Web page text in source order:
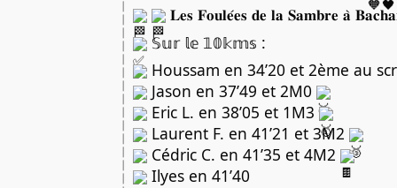
𝐋𝐞𝐬 𝐅𝐨𝐮𝐥𝐞́𝐞𝐬 𝐝𝐞 𝐥𝐚 𝐒𝐚𝐦𝐛𝐫𝐞 𝐚̀
𝕊𝕦𝕣 𝕝𝕖 𝟙𝟘𝕜𝕞𝕤 :
Houssam en 34’20 et 2ème au
Jason en 37’49 et 2M0
Eric L. en 38’05 et 1M3
Laurent F. en 41’21 et 3M2
Cédric C. en 41’35 et 4M2
Ilyes en 41’40